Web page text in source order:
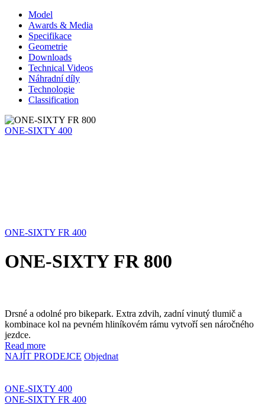
Model
Awards & Media
Specifikace
Geometrie
Downloads
Technical Videos
Náhradní díly
Technologie
Classification
ONE-SIXTY 400
ONE-SIXTY FR 400
ONE-SIXTY FR 800
Drsné a odolné pro bikepark. Extra zdvih, zadní vinutý tlumič a
kombinace kol na pevném hliníkovém rámu vytvoří sen náročného
jezdce.
Read more
NAJÍT PRODEJCE Objednat
ONE-SIXTY 400
ONE-SIXTY FR 400